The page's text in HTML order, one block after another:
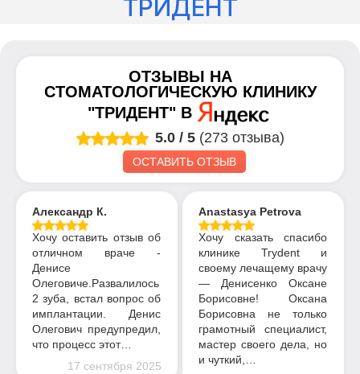
ТРИДЕНТ
ОТЗЫВЫ НА
СТОМАТОЛОГИЧЕСКУЮ КЛИНИКУ
"ТРИДЕНТ" В
5.0 / 5 (273 отзыва)
ОСТАВИТЬ ОТЗЫВ
Александр К.
Хочу оставить отзыв об
отличном враче -
Денисе
Олеговиче.Развалилось
2 зуба, встал вопрос об
имплантации. Денис
Олегович предупредил,
что процесс этот…
17 сентября 2025
Anastasya Petrova
Хочу сказать спасибо
клинике Trydent и
своему лечащему врачу
— Денисенко Оксане
Борисовне! Оксана
Борисовна не только
грамотный специалист,
мастер своего дела, но
и чуткий,…